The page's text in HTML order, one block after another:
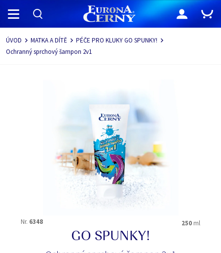
Navigace
ÚVOD MATKA A DÍTĚ
PÉČE PRO KLUKY GO SPUNKY!
Ochranný sprchový šampon 2v1
Nr. 6348 250 ml
GO SPUNKY!